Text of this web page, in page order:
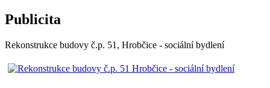
Publicita
Rekonstrukce budovy č.p. 51, Hrobčice - sociální bydlení